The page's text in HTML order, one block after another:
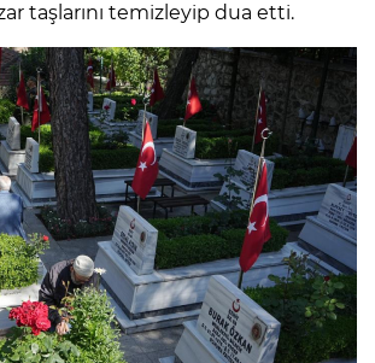
taşlarını temizleyip dua etti.